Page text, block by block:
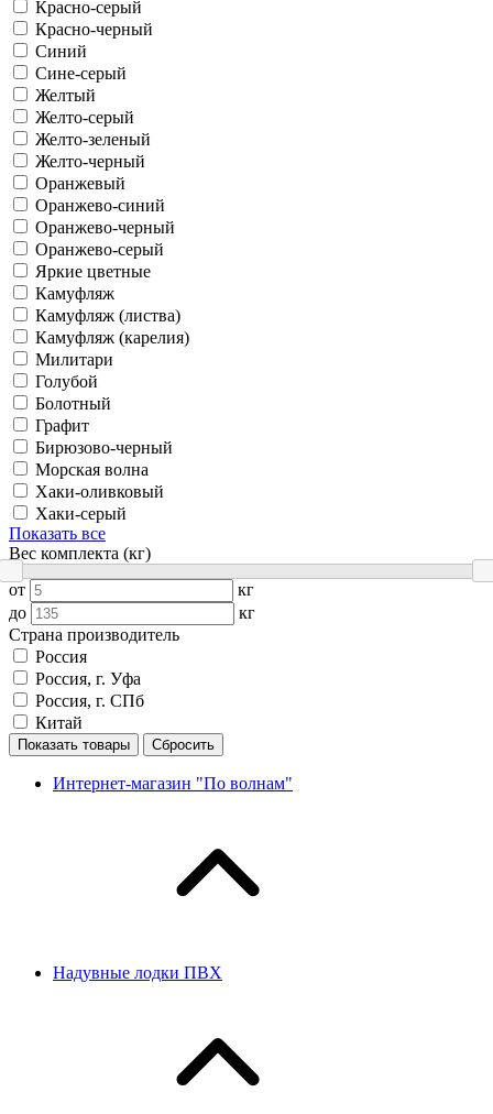
Красно-серый
Красно-черный
Синий
Сине-серый
Желтый
Желто-серый
Желто-зеленый
Желто-черный
Оранжевый
Оранжево-синий
Оранжево-черный
Оранжево-серый
Яркие цветные
Камуфляж
Камуфляж (листва)
Камуфляж (карелия)
Милитари
Голубой
Болотный
Графит
Бирюзово-черный
Морская волна
Хаки-оливковый
Хаки-серый
Показать все
Вес комплекта (кг)
от
кг
до
кг
Страна производитель
Россия
Россия, г. Уфа
Россия, г. СПб
Китай
Показать товары Сбросить
Интернет-магазин "По волнам"
Надувные лодки ПВХ